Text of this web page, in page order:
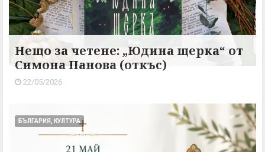
Нещо за четене: „Юдина щерка“ от
Симона Панова (откъс)
22/05/2026
БЪЛГАРИЯ, КУЛТУРА